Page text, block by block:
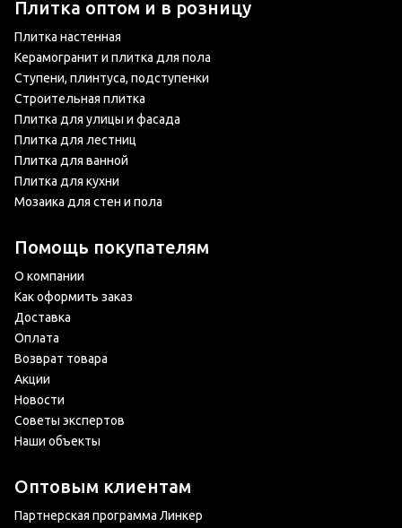
Скачать
ООО "Сотэкс"
Плитка оптом и в розницу
Плитка настенная
Керамогранит и плитка для пола
Ступени, плинтуса, подступенки
Строительная плитка
Плитка для улицы и фасада
Плитка для лестниц
Плитка для ванной
Плитка для кухни
Мозаика для стен и пола
Помощь покупателям
О компании
Как оформить заказ
Доставка
Оплата
Возврат товара
Акции
Новости
Советы экспертов
Наши объекты
Оптовым клиентам
Партнерская программа Линкер